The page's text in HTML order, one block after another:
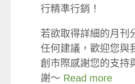
行精準行銷！
若欲取得詳細的月刊
任何建議，歡迎您與
創市際感謝您的支持
謝～ Read more